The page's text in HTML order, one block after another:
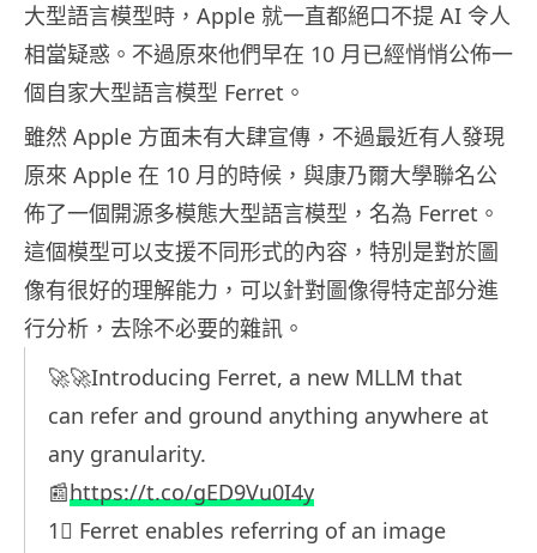
大型語言模型時，Apple 就一直都絕口不提 AI 令人
相當疑惑。不過原來他們早在 10 月已經悄悄公佈一
個自家大型語言模型 Ferret。
雖然 Apple 方面未有大肆宣傳，不過最近有人發現
原來 Apple 在 10 月的時候，與康乃爾大學聯名公
佈了一個開源多模態大型語言模型，名為 Ferret。
這個模型可以支援不同形式的內容，特別是對於圖
像有很好的理解能力，可以針對圖像得特定部分進
行分析，去除不必要的雜訊。
🚀🚀Introducing Ferret, a new MLLM that
can refer and ground anything anywhere at
any granularity.
📰https://t.co/gED9Vu0I4y
1⃣ Ferret enables referring of an image